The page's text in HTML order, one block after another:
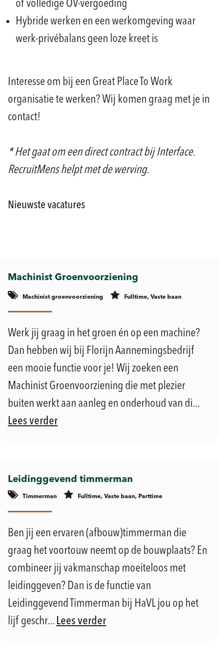
of volledige OV-vergoeding
Hybride werken en een werkomgeving waar
werk-privébalans geen loze kreet is
Interesse om bij een Great Place To Work
organisatie te werken? Wij komen graag met je in
contact!
* Het gaat om een direct contract bij Interface.
RecruitMens helpt met de werving.
Nieuwste vacatures
Machinist Groenvoorziening
Machinist groenvoorziening Fulltime, Vaste baan
Werk jij graag in het groen én op een machine?
Dan hebben wij bij Florijn Aannemingsbedrijf
een mooie functie voor je! Wij zoeken een
Machinist Groenvoorziening die met plezier
buiten werkt aan aanleg en onderhoud van di...
Lees verder
Leidinggevend timmerman
Timmerman Fulltime, Vaste baan, Parttime
Geldermalsen
Ben jij een ervaren (afbouw)timmerman die
graag het voortouw neemt op de bouwplaats? En
combineer jij vakmanschap moeiteloos met
leidinggeven? Dan is de functie van
Leidinggevend Timmerman bij HaVL jou op het
lijf geschr... Lees verder